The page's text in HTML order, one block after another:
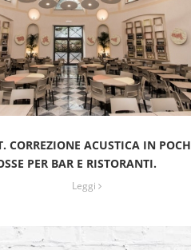
CORREZIONE ACUSTICA IN
PER BAR E RISTORANTI.
Leggi